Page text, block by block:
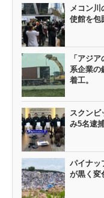
メコン川
使館を包
「アジ
系企業の
着工。
スクンビ
み5名逮
パイナッ
が黒く変